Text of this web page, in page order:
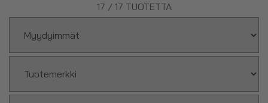
17 / 17 TUOTETTA